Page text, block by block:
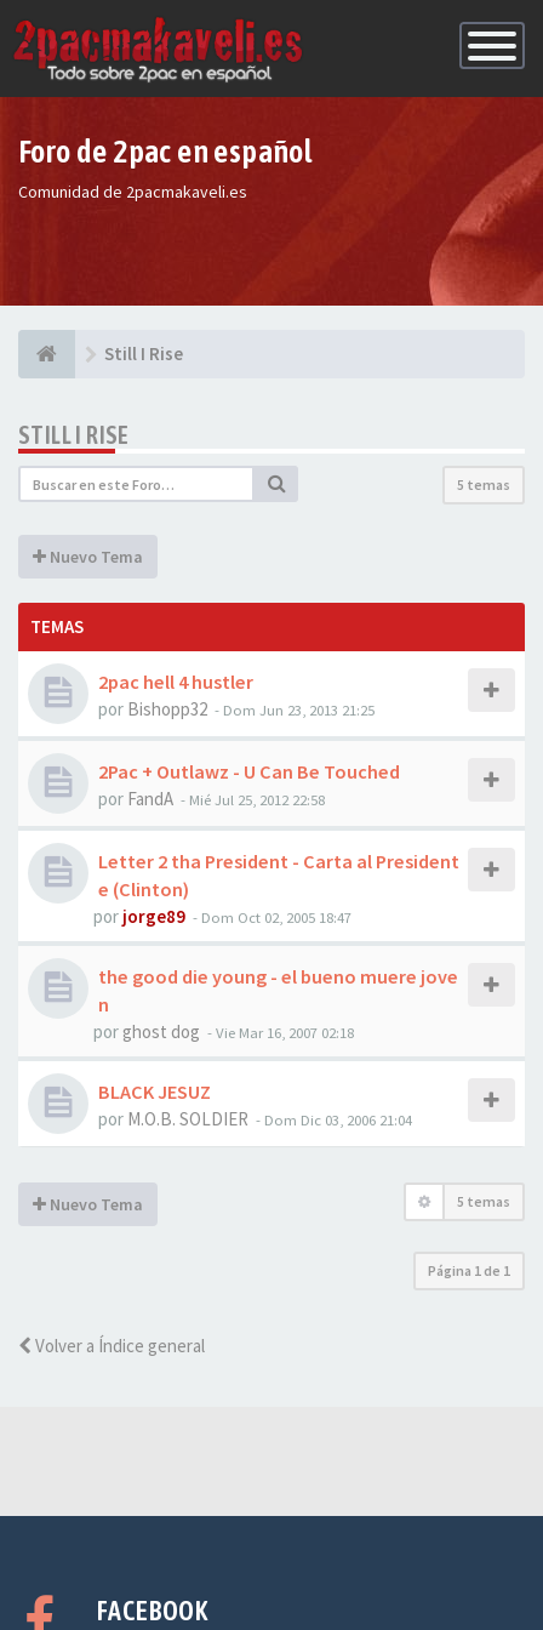
de
Foro de 2pac en español
Comunidad de 2pacmakaveli.es
Still I Rise
STILL I RISE
5 temas
Nuevo Tema
TEMAS
2pac hell 4 hustler
por Bishopp32 - Dom Jun 23, 2013 21:25
2Pac + Outlawz - U Can Be Touched
por FandA - Mié Jul 25, 2012 22:58
Letter 2 tha President - Carta al President
e (Clinton)
por jorge89 - Dom Oct 02, 2005 18:47
the good die young - el bueno muere jove
n
por ghost dog -Vie Mar 16, 2007 02:18
BLACK JESUZ
por M.O.B. SOLDIER - Dom Dic 03, 2006 21:04
Nuevo Tema 5 temas
Página 1 de 1
Volver a Índice general
FACEBOOK